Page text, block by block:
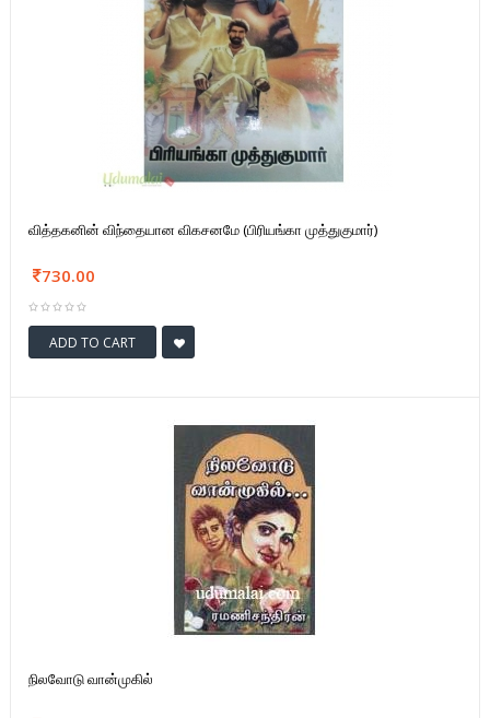
வித்தகனின் விந்தையான விகசனமே (பிரியங்கா முத்துகுமார்)
730.00
ADD TO CART
நிலவோடு வான்முகில்